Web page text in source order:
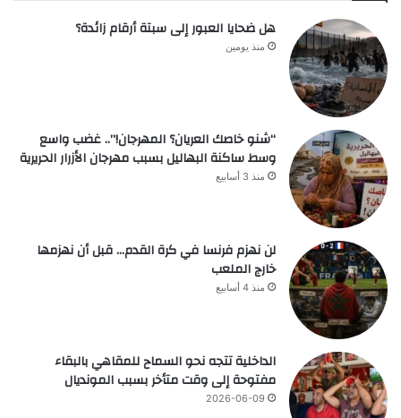
هل ضحايا العبور إلى سبتة أرقام زائدة؟
منذ يومين
“شنو خاصك العريان؟ المهرجان!”.. غضب واسع
وسط ساكنة البهاليل بسبب مهرجان الأزرار الحريرية
منذ 3 أسابيع
لن نهزم فرنسا في كرة القدم… قبل أن نهزمها
خارج الملعب
منذ 4 أسابيع
الداخلية تتجه نحو السماح للمقاهي بالبقاء
مفتوحة إلى وقت متأخر بسبب المونديال
2026-06-09